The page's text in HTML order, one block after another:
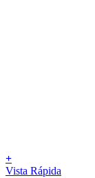
+
Vista Rápida